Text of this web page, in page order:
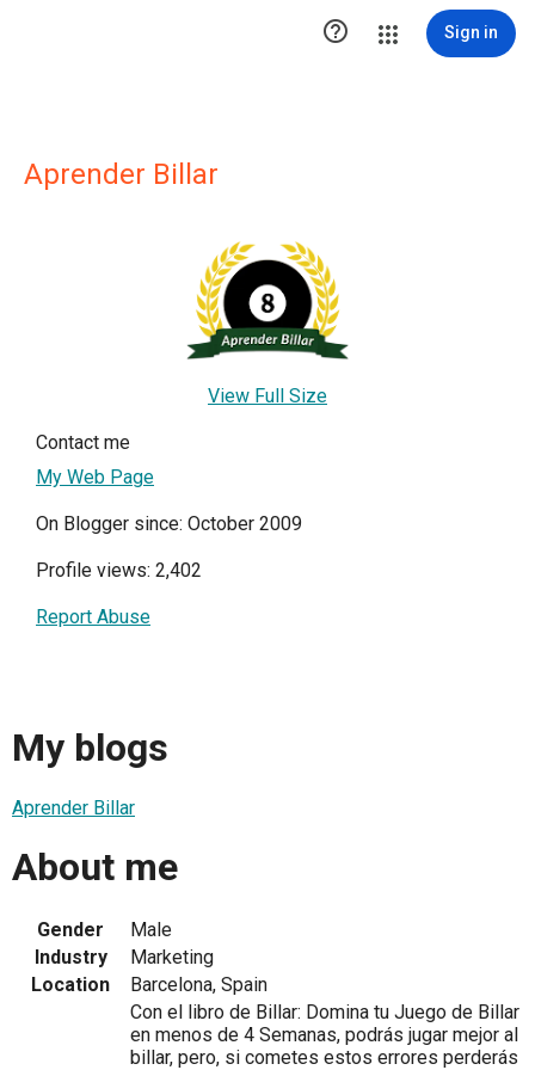
 Sign in
Aprender Billar
View Full Size
Contact me
My Web Page
On Blogger since: October 2009
Profile views: 2,402
Report Abuse
My blogs
Aprender Billar
About me
Gender
Male
Industry
Marketing
Location
Barcelona, Spain
Con el libro de Billar: Domina tu Juego de Billar
en menos de 4 Semanas, podrás jugar mejor al
billar, pero, si cometes estos errores perderás